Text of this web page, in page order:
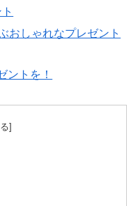
おしゃれなプレゼント
ントを！